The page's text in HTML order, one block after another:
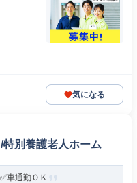
気になる
別養護老人ホーム
車通勤ＯＫ